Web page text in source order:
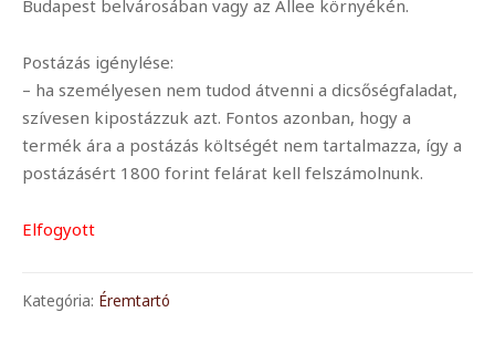
Budapest belvárosában vagy az Allee környékén.
Postázás igénylése:
– ha személyesen nem tudod átvenni a dicsőségfaladat,
szívesen kipostázzuk azt. Fontos azonban, hogy a
termék ára a postázás költségét nem tartalmazza, így a
postázásért 1800 forint felárat kell felszámolnunk.
Elfogyott
Kategória: Éremtartó